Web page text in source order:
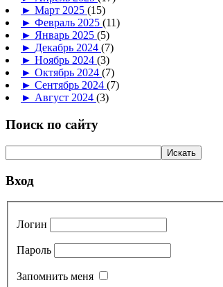
► Март 2025 (15)
► Февраль 2025 (11)
► Январь 2025 (5)
► Декабрь 2024 (7)
► Ноябрь 2024 (3)
► Октябрь 2024 (7)
► Сентябрь 2024 (7)
► Август 2024 (3)
Поиск по сайту
Вход
Логин
Пароль
Запомнить меня